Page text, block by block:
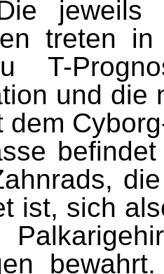
jeweils
treten
T-
und die
dem
ist, sich